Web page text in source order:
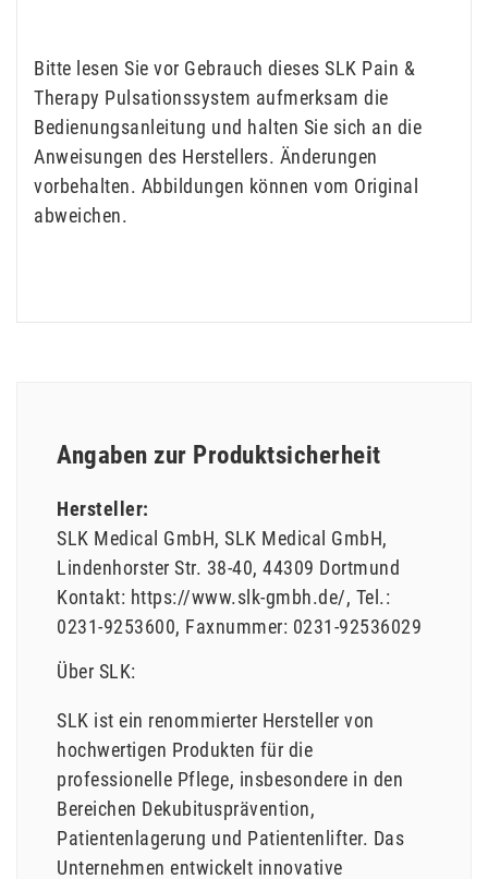
Bitte lesen Sie vor Gebrauch dieses SLK Pain &
Therapy Pulsationssystem aufmerksam die
Bedienungsanleitung und halten Sie sich an die
Anweisungen des Herstellers. Änderungen
vorbehalten. Abbildungen können vom Original
abweichen.
Angaben zur Produktsicherheit
Hersteller:
SLK Medical GmbH SLK Medical GmbH
Lindenhorster Str. 38-40 44309 Dortmund
Kontakt: https://www.slk-gmbh.de/ Tel.:
0231-9253600 Faxnummer: 0231-92536029
Über SLK:
SLK ist ein renommierter Hersteller von
hochwertigen Produkten für die
professionelle Pflege, insbesondere in den
Bereichen Dekubitusprävention,
Patientenlagerung und Patientenlifter. Das
Unternehmen entwickelt innovative